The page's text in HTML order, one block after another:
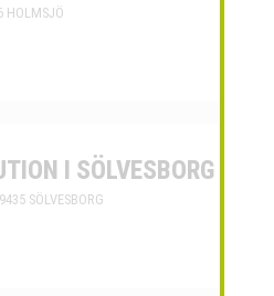
HOLMSJÖ
I SÖLVESBORG
SÖLVESBORG